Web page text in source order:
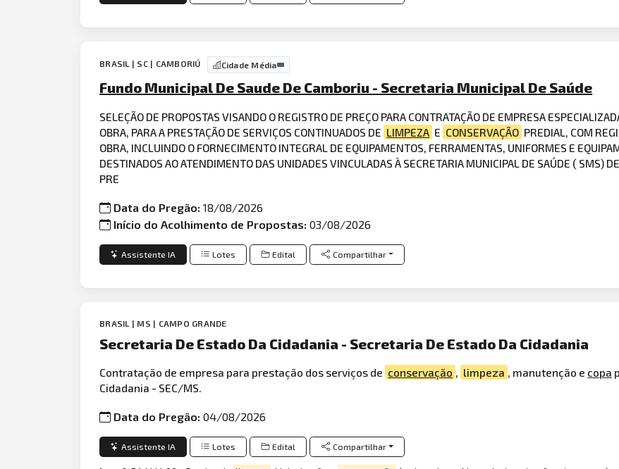
BRASIL | SC | CAMBORIÚ Cidade Média
Fundo Municipal De Saude De Camboriu - Secretaria Municipal De Saúde
SELEÇÃO DE PROPOSTAS VISANDO O REGISTRO DE PREÇO PARA CONTRATAÇÃO DE EMPRESA
OBRA, PARA A PRESTAÇÃO DE SERVIÇOS CONTINUADOS DE LIMPEZA E CONSERVAÇÃO PREDIAL, COM
OBRA, INCLUINDO O FORNECIMENTO INTEGRAL DE EQUIPAMENTOS, FERRAMENTAS, UNIFORMES E
DESTINADOS AO ATENDIMENTO DAS UNIDADES VINCULADAS À SECRETARIA MUNICIPAL DE SAÚDE ( SMS)
PRE
Data do Pregão:18/08/2026
Início do Acolhimento de Propostas:03/08/2026
Assistente IA Lotes Edital Compartilhar
BRASIL | MS | CAMPO GRANDE
Secretaria De Estado Da Cidadania - Secretaria De Estado Da Cidadania
Contratação de empresa para prestação dos serviços de conservação , limpeza , manutenção e copa
Cidadania - SEC/MS.
Data do Pregão:04/08/2026
Assistente IA Lotes Edital Compartilhar